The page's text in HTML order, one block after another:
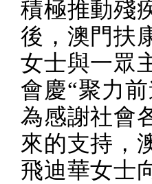
積極推動殘
後，澳門扶
女士與一眾
會慶“聚力
為感謝社會
來的支持，
飛迪華女士